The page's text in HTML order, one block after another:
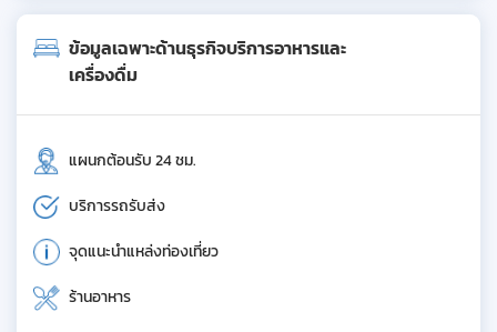
ข้อมูลเฉพาะด้านธุรกิจบริการอาหารและ
เครื่องดื่ม
แผนกต้อนรับ 24 ชม.
บริการรถรับส่ง
จุดแนะนำแหล่งท่องเที่ยว
ร้านอาหาร